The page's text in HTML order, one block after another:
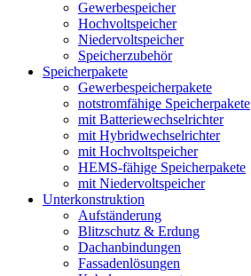
Gewerbespeicher
Hochvoltspeicher
Niedervoltspeicher
Speicherzubehör
Speicherpakete
Gewerbespeicherpakete
notstromfähige Speicherpakete
mit Batteriewechselrichter
mit Hybridwechselrichter
mit Hochvoltspeicher
HEMS-fähige Speicherpakete
mit Niedervoltspeicher
Unterkonstruktion
Aufständerung
Blitzschutz & Erdung
Dachanbindungen
Fassadenlösungen